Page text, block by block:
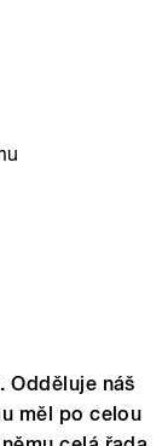
Odděluje náš
měl po celou